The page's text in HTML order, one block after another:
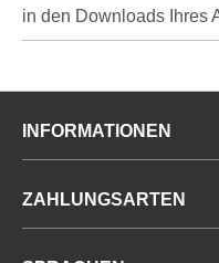
in den Downloads Ihres
INFORMATIONEN
ZAHLUNGSARTEN